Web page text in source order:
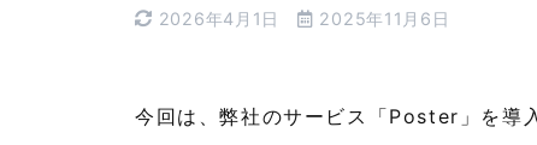
2026年4月1日 2025年11月6日
今回は、弊社のサービス「Poster」を導